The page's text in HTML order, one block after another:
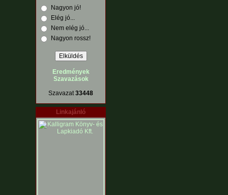
Nagyon jó!
Elég jó...
Nem elég jó...
Nagyon rossz!
Eredmények
Szavazások
Szavazat33448
Linkajánló